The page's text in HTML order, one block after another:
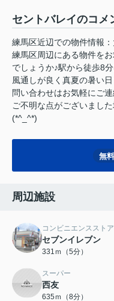
セントバレイのコメ
練馬区近辺での物件情報
練馬区周辺にある物件を
でしょうか♪駅から徒歩8
風通しが良く真夏の暑い
問い合わせはお気軽にご
ご不明な点がございまし
(*^_^*)
無料
周辺施設
コンビニエンスストア
セブンイレブン
331ｍ（5分）
スーパー
西友
635ｍ（8分）